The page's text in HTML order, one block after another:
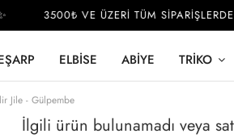
3500₺ VE ÜZERİ TÜM SİPARİŞLERDE
ELBISE ABIYE TRIKO
Jile - Gülpembe
İlgili ürün bulunamadı veya